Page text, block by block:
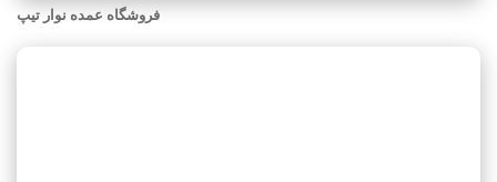
فروشگاه عمده نوار تیپ